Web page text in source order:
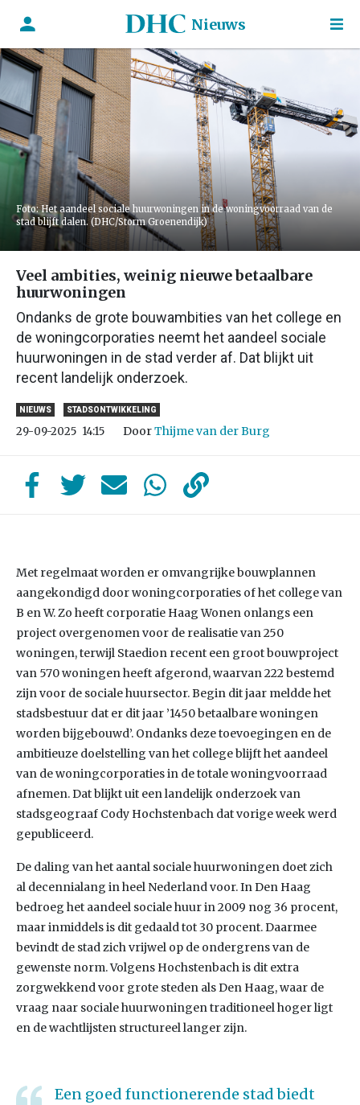
Nieuws
Foto: Het aandeel sociale huurwoningen in de woningvoorraad van de
stad blijft dalen. (DHC/Storm Groenendijk)
Veel ambities, weinig nieuwe betaalbare
huurwoningen
Ondanks de grote bouwambities van het college en
de woningcorporaties neemt het aandeel sociale
huurwoningen in de stad verder af. Dat blijkt uit
recent landelijk onderzoek.
NIEUWS STADSONTWIKKELING
29-09-2025 14:15 DoorThijme van der Burg
Met regelmaat worden er omvangrijke bouwplannen
aangekondigd door woningcorporaties of het college van
B en W. Zo heeft corporatie Haag Wonen onlangs een
project overgenomen voor de realisatie van 250
woningen, terwijl Staedion recent een groot bouwproject
van 570 woningen heeft afgerond, waarvan 222 bestemd
zijn voor de sociale huursector. Begin dit jaar meldde het
stadsbestuur dat er dit jaar ’1450 betaalbare woningen
worden bijgebouwd’. Ondanks deze toevoegingen en de
ambitieuze doelstelling van het college blijft het aandeel
van de woningcorporaties in de totale woningvoorraad
afnemen. Dat blijkt uit een landelijk onderzoek van
stadsgeograaf Cody Hochstenbach dat vorige week werd
gepubliceerd.
De daling van het aantal sociale huurwoningen doet zich
al decennialang in heel Nederland voor. In Den Haag
bedroeg het aandeel sociale huur in 2009 nog 36 procent,
maar inmiddels is dit gedaald tot 30 procent. Daarmee
bevindt de stad zich vrijwel op de ondergrens van de
gewenste norm. Volgens Hochstenbach is dit extra
zorgwekkend voor grote steden als Den Haag, waar de
vraag naar sociale huurwoningen traditioneel hoger ligt
en de wachtlijsten structureel langer zijn.
Een goed functionerende stad biedt